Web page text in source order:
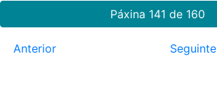
Páxina 141 de 160
Anterior Seguinte